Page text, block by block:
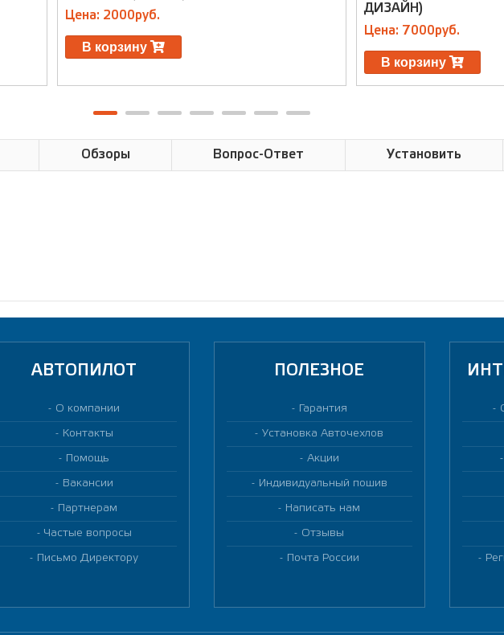
Цена: 2000руб.
В корзину
ДИЗАЙН)
Цена: 7000руб.
В корзину
Обзоры Вопрос-Ответ Установить
АВТОПИЛОТ
О компании
Контакты
Помощь
Вакансии
Партнерам
Частые вопросы
Письмо Директору
ПОЛЕЗНОЕ
Гарантия
Установка Авточехлов
Акции
Индивидуальный пошив
Написать нам
Отзывы
Почта России